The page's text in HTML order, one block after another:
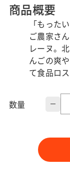
商品概要
「もった
ご農家さ
レーヌ。
んごの爽
て食品ロ
数量